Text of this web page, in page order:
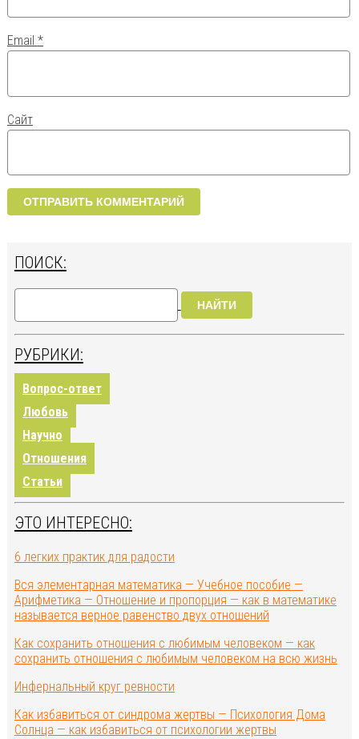
Email *
Сайт
ПОИСК:
НАЙТИ
РУБРИКИ:
Вопрос-ответ
Любовь
Научно
Отношения
Статьи
ЭТО ИНТЕРЕСНО:
6 легких практик для радости
Вся элементарная математика — Учебное пособие —
Арифметика — Отношение и пропорция — как в математике
называется верное равенство двух отношений
Как сохранить отношения с любимым человеком — как
сохранить отношения с любимым человеком на всю жизнь
Инфернальный круг ревности
Как избавиться от синдрома жертвы — Психология Дома
Солнца — как избавиться от психологии жертвы